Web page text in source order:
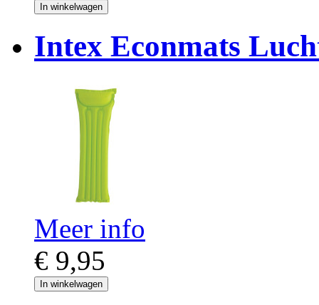
In winkelwagen
Intex Econmats
Meer info
€ 9,95
In winkelwagen